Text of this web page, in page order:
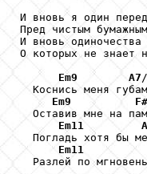
И вновь я один
Пред чистым
И вновь одиночества
О которых не знает
Em9
A7 /
Коснись меня
Em9
Оставив мне на
Em11
Погладь хотя бы
Em11
Разлей по